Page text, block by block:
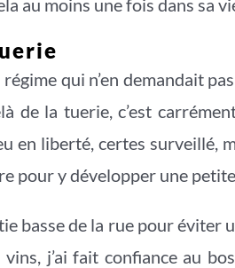
qui n’en demandait
de la tuerie, c’est
en liberté, certes surveillé,
pour y développer une
basse de la rue pour
j’ai fait confiance au